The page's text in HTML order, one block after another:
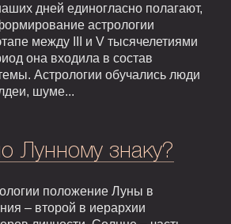
дней единогласно полагают,
астрологии
между III и V тысячелетиями
она входила в состав
Астрологии обучались люди
шуме...
Лунному знаку?
положение Луны в
– второй в иерархии